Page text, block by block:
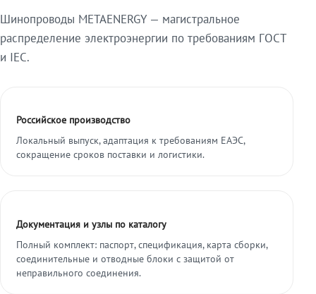
Шинопроводы METAENERGY — магистральное
распределение электроэнергии по требованиям ГОСТ
и IEC.
Российское производство
Локальный выпуск, адаптация к требованиям ЕАЭС,
сокращение сроков поставки и логистики.
Документация и узлы по каталогу
Полный комплект: паспорт, спецификация, карта сборки,
соединительные и отводные блоки с защитой от
неправильного соединения.